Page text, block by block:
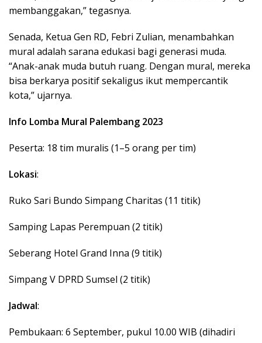
membanggakan,” tegasnya.
Senada, Ketua Gen RD, Febri Zulian, menambahkan
mural adalah sarana edukasi bagi generasi muda.
“Anak-anak muda butuh ruang. Dengan mural, mereka
bisa berkarya positif sekaligus ikut mempercantik
kota,” ujarnya.
Info Lomba Mural Palembang 2023
Peserta: 18 tim muralis (1–5 orang per tim)
Lokasi:
Ruko Sari Bundo Simpang Charitas (11 titik)
Samping Lapas Perempuan (2 titik)
Seberang Hotel Grand Inna (9 titik)
Simpang V DPRD Sumsel (2 titik)
Jadwal:
Pembukaan: 6 September, pukul 10.00 WIB (dihadiri